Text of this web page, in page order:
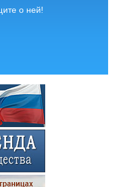
о ней!